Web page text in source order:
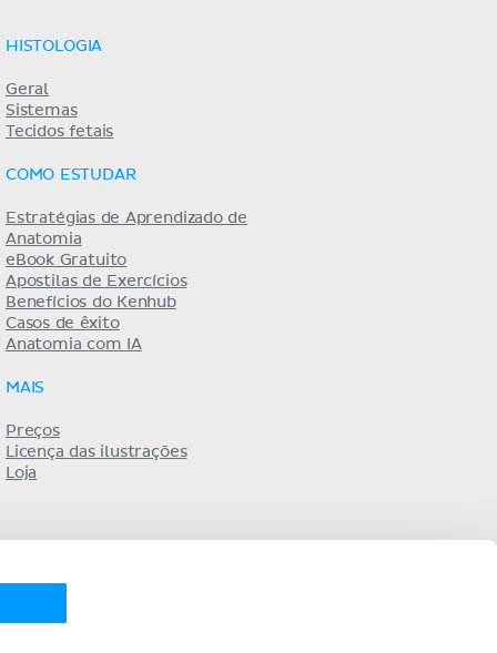
HISTOLOGIA
Geral
Sistemas
Tecidos fetais
COMO ESTUDAR
Estratégias de Aprendizado de
Anatomia
eBook Gratuito
Apostilas de Exercícios
Benefícios do Kenhub
Casos de êxito
Anatomia com IA
MAIS
Preços
Licença das ilustrações
Loja